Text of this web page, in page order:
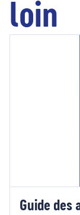
loin
Guide des